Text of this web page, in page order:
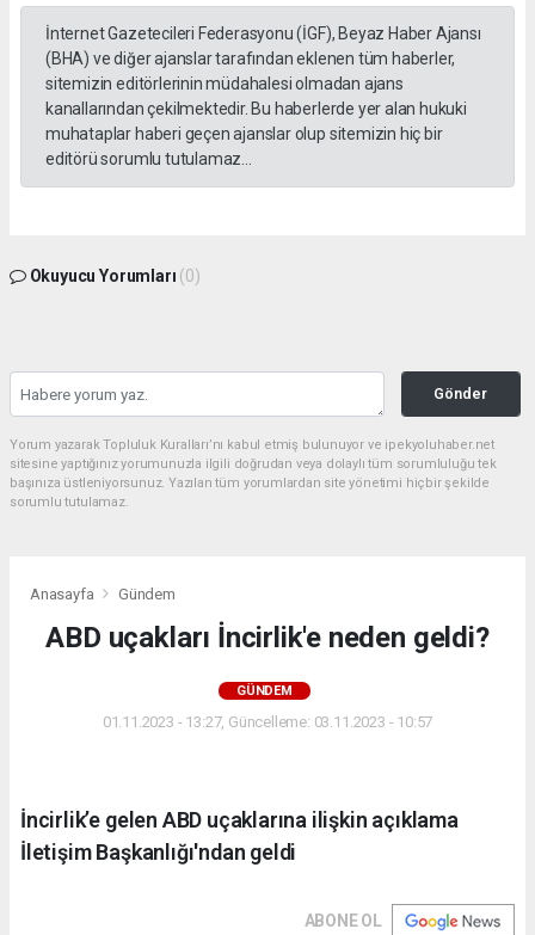
İnternet Gazetecileri Federasyonu (İGF), Beyaz Haber Ajansı
(BHA) ve diğer ajanslar tarafından eklenen tüm haberler,
sitemizin editörlerinin müdahalesi olmadan ajans
kanallarından çekilmektedir. Bu haberlerde yer alan hukuki
muhataplar haberi geçen ajanslar olup sitemizin hiç bir
editörü sorumlu tutulamaz...
Okuyucu Yorumları (0)
Gönder
Yorum yazarak Topluluk Kuralları’nı kabul etmiş bulunuyor ve ipekyoluhaber.net
sitesine yaptığınız yorumunuzla ilgili doğrudan veya dolaylı tüm sorumluluğu tek
başınıza üstleniyorsunuz. Yazılan tüm yorumlardan site yönetimi hiçbir şekilde
sorumlu tutulamaz.
Anasayfa Gündem
ABD uçakları İncirlik'e neden geldi?
GÜNDEM
01.11.2023 - 13:27, Güncelleme: 03.11.2023 - 10:57
İncirlik’e gelen ABD uçaklarına ilişkin açıklama
İletişim Başkanlığı'ndan geldi
ABONE OL